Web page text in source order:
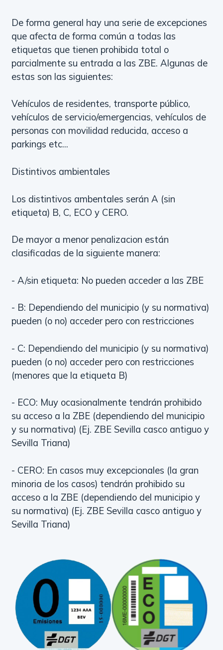
De forma general hay una serie de excepciones
que afecta de forma común a todas las
etiquetas que tienen prohibida total o
parcialmente su entrada a las ZBE. Algunas de
estas son las siguientes:
Vehículos de residentes, transporte público,
vehículos de servicio/emergencias, vehículos de
personas con movilidad reducida, acceso a
parkings etc...
Distintivos ambientales
Los distintivos ambentales serán A (sin
etiqueta) B, C, ECO y CERO.
De mayor a menor penalizacion están
clasificadas de la siguiente manera:
- A/sin etiqueta: No pueden acceder a las ZBE
- B: Dependiendo del municipio (y su normativa)
pueden (o no) acceder pero con restricciones
- C: Dependiendo del municipio (y su normativa)
pueden (o no) acceder pero con restricciones
(menores que la etiqueta B)
- ECO: Muy ocasionalmente tendrán prohibido
su acceso a la ZBE (dependiendo del municipio
y su normativa) (Ej. ZBE Sevilla casco antiguo y
Sevilla Triana)
- CERO: En casos muy excepcionales (la gran
minoria de los casos) tendrán prohibido su
acceso a la ZBE (dependiendo del municipio y
su normativa) (Ej. ZBE Sevilla casco antiguo y
Sevilla Triana)